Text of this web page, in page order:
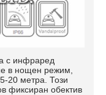
с инфраред
в нощен режим,
20 метра. Този
фиксиран обектив